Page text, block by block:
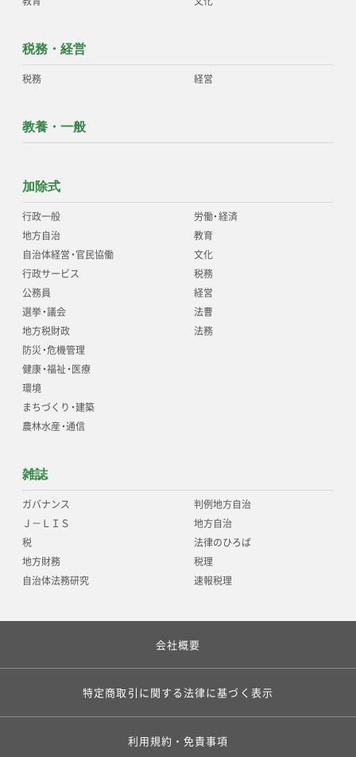
税務・経営
税務 経営
教養・一般
加除式
行政一般
地方自治
自治体経営・官民協働
行政サービス
公務員
選挙・議会
地方税財政
防災・危機管理
健康・福祉・医療
環境
まちづくり・建築
農林水産・通信
労働・経済
教育
文化
税務
経営
法曹
法務
雑誌
ガバナンス
Ｊ－ＬＩＳ
税
地方財務
自治体法務研究
判例地方自治
地方自治
法律のひろば
税理
速報税理
会社概要
特定商取引に関する法律に基づく表示
利用規約・免責事項